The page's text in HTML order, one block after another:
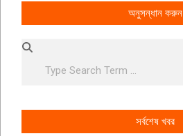
অনুসন্ধান করুন
Search
সর্বশেষ খবর